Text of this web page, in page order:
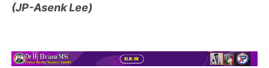
(JP-Asenk Lee)